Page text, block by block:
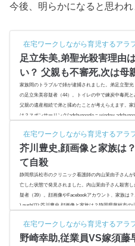
今後、明らかになると思われ
在宅ワークしながら育児するアラ
足立朱美,弟聖光殺害理由
い？ 父親も不審死,次は母
家族間のトラブルで姉が逮捕されました。弟足立聖
の足立朱美容疑者（44）。トイレの中で練炭中毒死
父親の遺産相続で弟と揉めたことが考えらえます。
は？スポンサーリンク(adsbygoogle =
を自 殺と...
在宅ワークしながら育児するアラ
芥川豊史,顔画像と家族は
て自殺
静岡県浜松市のクリニック看護師の内山茉由子さん
亡した状態で発見されました。内山茉由子さん殺害
疑者（39）。顔画像やFacebookアカウント、家族は
).push({});芥川豊史,顔画像と家族は？静岡県藤枝市
で事件...
在宅ワークしながら育児するアラ
野崎幸助,従業員VS嫁須藤